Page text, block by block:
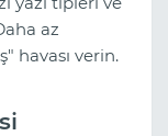
az
havası verin.